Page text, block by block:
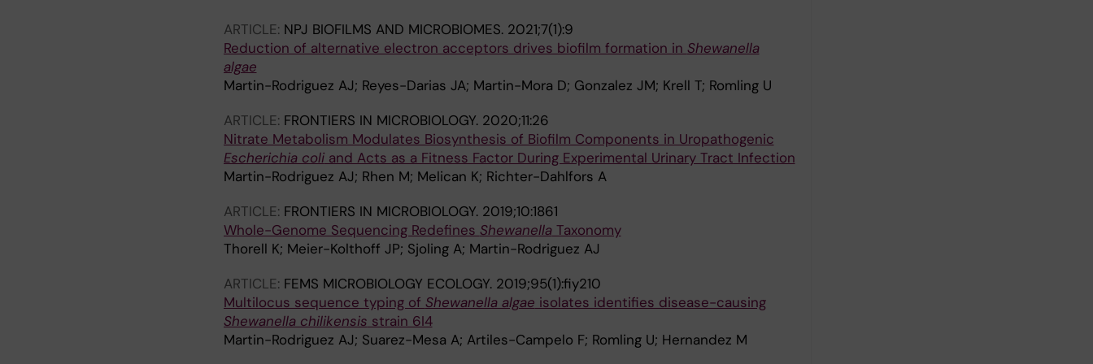
ARTICLE: NPJ BIOFILMS AND MICROBIOMES. 2021;7(1):9
Reduction of alternative electron acceptors drives biofilm formation in Shewanella
algae
Martin-Rodriguez AJ; Reyes-Darias JA; Martin-Mora D; Gonzalez JM; Krell T; Romling U
ARTICLE: FRONTIERS IN MICROBIOLOGY. 2020;11:26
Nitrate Metabolism Modulates Biosynthesis of Biofilm Components in Uropathogenic
Escherichia coliand Acts as a Fitness Factor During Experimental Urinary Tract Infection
Martin-Rodriguez AJ; Rhen M; Melican K; Richter-Dahlfors A
ARTICLE: FRONTIERS IN MICROBIOLOGY. 2019;10:1861
Whole-Genome Sequencing Redefines ShewanellaTaxonomy
Thorell K; Meier-Kolthoff JP; Sjoling A; Martin-Rodriguez AJ
ARTICLE: FEMS MICROBIOLOGY ECOLOGY. 2019;95(1):fiy210
Multilocus sequence typing of Shewanella algae isolates identifies disease-causing
Shewanella chilikensis strain 6I4
Martin-Rodriguez AJ; Suarez-Mesa A; Artiles-Campelo F; Romling U; Hernandez M